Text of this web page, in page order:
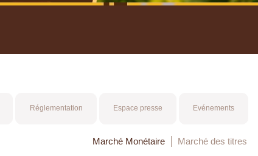
Réglementation Espace presse Evénements
Marché Monétaire Marché des titres